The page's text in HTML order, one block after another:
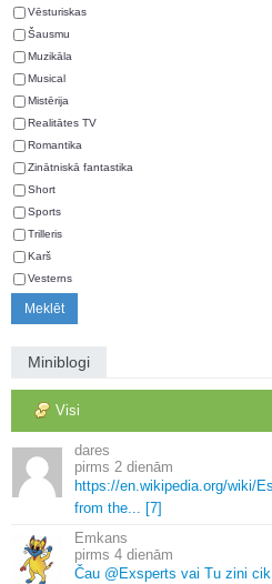
Vēsturiskas
Šausmu
Muzikāla
Musical
Mistērija
Realitātes TV
Romantika
Zinātniskā fantastika
Short
Sports
Trilleris
Karš
Vesterns
Miniblogi
Visi
dares
2 dienām
https://en.wikipedia.org/wiki/
from the... [7]
Emkans
4 dienām
Čau @Exsperts vai Tu zini